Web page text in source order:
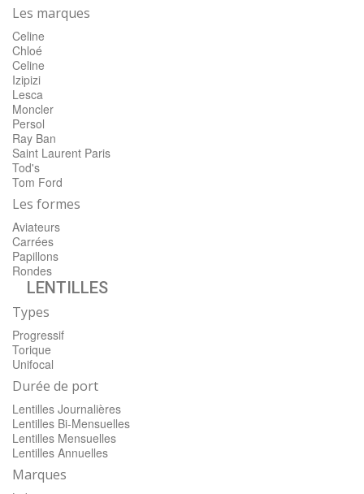
Les marques
Celine
Chloé
Celine
Izipizi
Lesca
Moncler
Persol
Ray Ban
Saint Laurent Paris
Tod's
Tom Ford
Les formes
Aviateurs
Carrées
Papillons
Rondes
LENTILLES
Types
Progressif
Torique
Unifocal
Durée de port
Lentilles Journalières
Lentilles Bi-Mensuelles
Lentilles Mensuelles
Lentilles Annuelles
Marques